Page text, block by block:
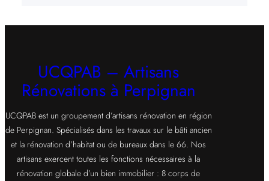
UCQPAB – Artisans
Rénovations à Perpignan
UCQPAB est un groupement d’artisans rénovation en région
de Perpignan. Spécialisés dans les travaux sur le bâti ancien
et la rénovation d’habitat ou de bureaux dans le 66. Nos
artisans exercent toutes les fonctions nécessaires à la
rénovation globale d’un bien immobilier : 8 corps de